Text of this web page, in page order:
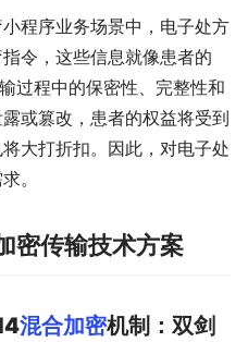
程序业务场景中，电子处方
令，这些信息就像患者的
过程中的保密性、完整性和
或篡改，患者的权益将受到
大打折扣。因此，对电子处
。
密传输技术方案
混合加密机制：双剑